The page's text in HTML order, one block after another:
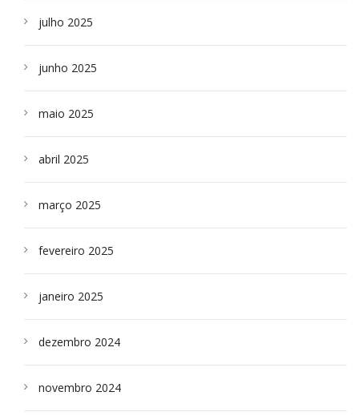
julho 2025
junho 2025
maio 2025
abril 2025
março 2025
fevereiro 2025
janeiro 2025
dezembro 2024
novembro 2024